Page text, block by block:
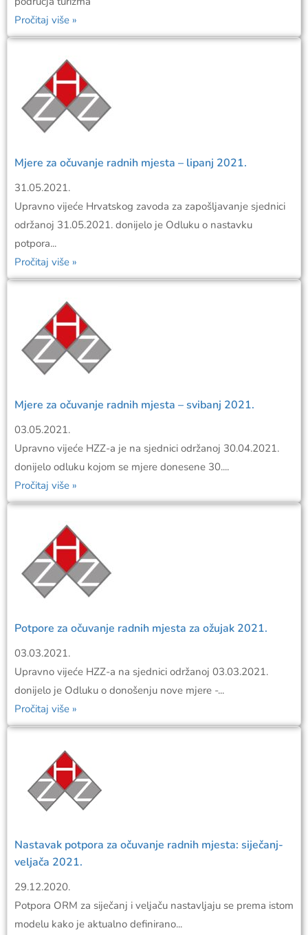
Pročitaj više »
Mjere za očuvanje radnih mjesta – lipanj 2021.
31.05.2021.
Upravno vijeće Hrvatskog zavoda za zapošljavanje sjednici
održanoj 31.05.2021. donijelo je Odluku o nastavku
potpora...
Pročitaj više »
Mjere za očuvanje radnih mjesta – svibanj 2021.
03.05.2021.
Upravno vijeće HZZ-a je na sjednici održanoj 30.04.2021.
donijelo odluku kojom se mjere donesene 30....
Pročitaj više »
Potpore za očuvanje radnih mjesta za ožujak 2021.
03.03.2021.
Upravno vijeće HZZ-a na sjednici održanoj 03.03.2021.
donijelo je Odluku o donošenju nove mjere -...
Pročitaj više »
Nastavak potpora za očuvanje radnih mjesta: siječanj-
veljača 2021.
29.12.2020.
Potpora ORM za siječanj i veljaču nastavljaju se prema istom
modelu kako je aktualno definirano...